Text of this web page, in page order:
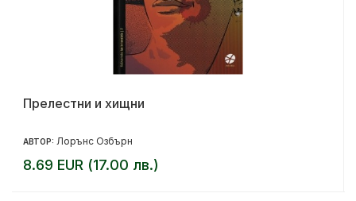
Прелестни и хищни
АВТОР: Лорънс Озбърн
8.69 EUR (17.00 лв.)